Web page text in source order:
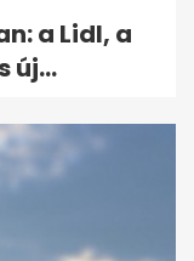
a Lidl, a
új...